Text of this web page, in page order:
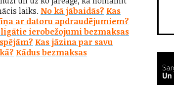
laiks. No kā jābaidās? Kas
ar datoru apdraudējumiem?
ierobežojumi bezmaksas
Kas jāzina par savu
Kādus bezmaksas